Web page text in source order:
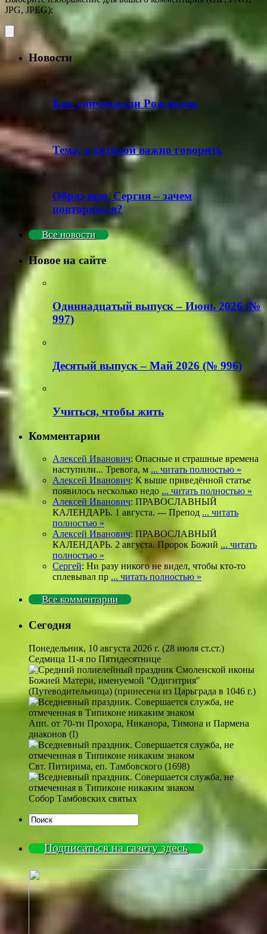
JPG, JPEG):
Новости
Как уничтожали Рождество
Тема, о которой важно говорить
Образ прп. Сергия – зачем
повторяться?
Все новости
Новое на сайте
Одиннадцатый выпуск – Июнь 2026 (№
997)
Деcятый выпуск – Май 2026 (№ 996)
Учиться, чтобы жить
Комментарии
Алексей Иванович: Опасные и страшные времена
наступили... Тревога, м ... читать полностью »
Алексей Иванович: К выше приведённой статье
появилось несколько недо ... читать полностью »
Алексей Иванович: ПРАВОСЛАВНЫЙ
КАЛЕНДАРЬ. 1 августа. --- Препод ... читать
полностью »
Алексей Иванович: ПРАВОСЛАВНЫЙ
КАЛЕНДАРЬ. 2 августа. Пророк Божий ... читать
полностью »
Сергей: Ни разу никого не видел, чтобы кто-то
сплевывал пр ... читать полностью »
Все комментарии
Сегодня
Понедельник, 10 августа 2026 г. (28 июля ст.ст.)
Седмица 11-я по Пятидесятнице
Смоленской иконы
Божией Матери, именуемой "Одигитрия"
(Путеводительница) (принесена из Царьграда в 1046 г.)
Апп. от 70-ти Прохора, Никанора, Тимона и Пармена
диаконов (I)
Свт. Питирима, еп. Тамбовского (1698)
Собор Тамбовских святых
Подписаться на газету здесь